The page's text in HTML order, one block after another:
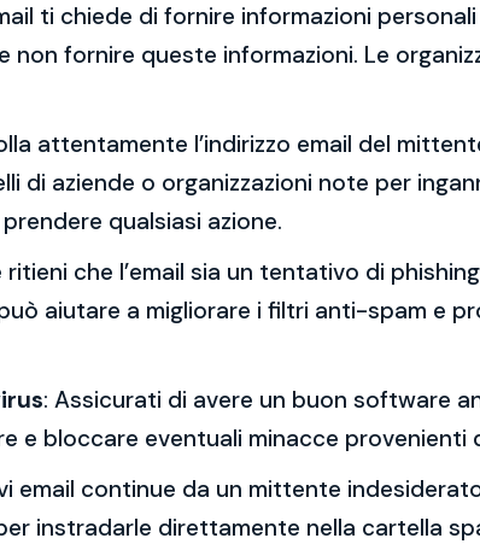
ti chiede di fornire informazioni
fornire queste informazioni. Le
attentamente l’indirizzo email del
di aziende o organizzazioni note per
qualsiasi azione.
ritieni che l’email sia un tentativo di
aiutare a migliorare i filtri anti-spam e
: Assicurati di avere un buon software
e bloccare eventuali minacce provenienti
email continue da un mittente
instradarle direttamente nella cartella